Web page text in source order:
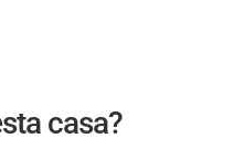
casa?